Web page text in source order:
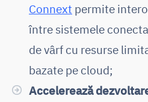
Connext permite
între sistemele
de vârf cu resurse
bazate pe cloud;
Accelerează